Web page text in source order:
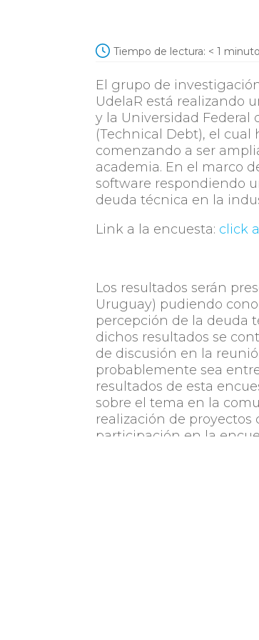
Tiempo de lectura: < 1 minuto
El grupo de
UdelaR está realizando
y la Universidad Federal
(Technical Debt), el
comenzando a ser
academia. En el marco
software respondiendo
deuda técnica en la
Link a la encuesta: click
Los resultados serán
Uruguay) pudiendo
percepción de la deuda
dichos resultados se
de discusión en la
probablemente sea
resultados de esta
sobre el tema en la
realización de
participación en la